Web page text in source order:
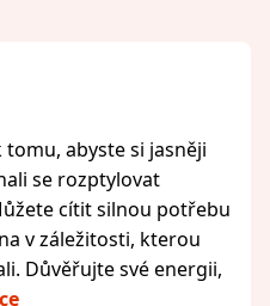
abyste si jasněji
se rozptylovat
cítit silnou potřebu
v záležitosti, kterou
Důvěřujte své energii,